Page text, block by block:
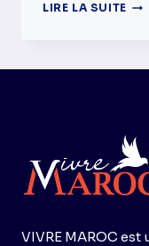
LIRE LA SUITE
VIVRE MAROC